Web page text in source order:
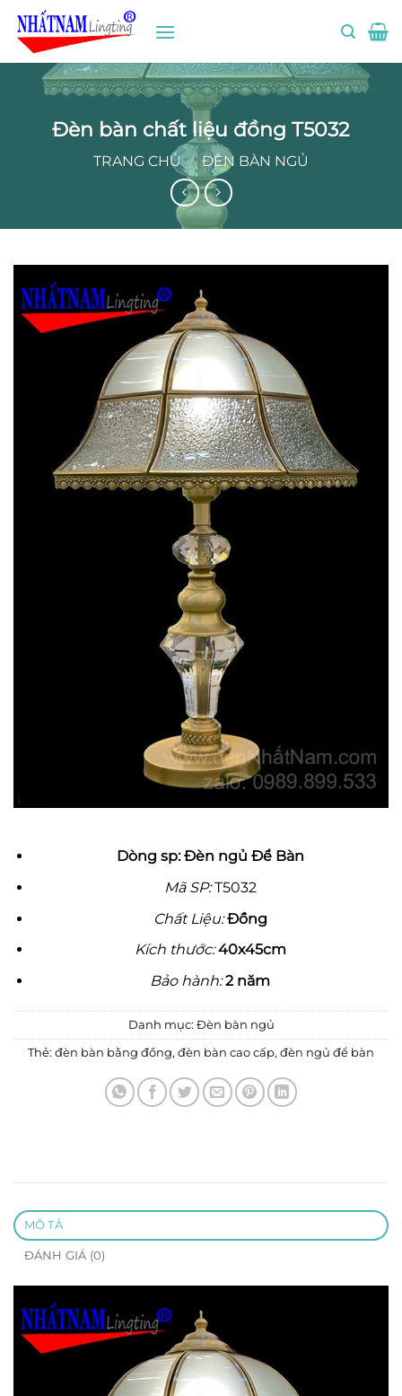
qua
Đèn bàn chất liệu đồng T5032
TRANG CHỦ / ĐÈN BÀN NGỦ
Dòng sp: Đèn ngủ Để Bàn
Mã SP:T5032
Chất Liệu: Đồng
Kích thước: 40x45cm
Bảo hành: 2 năm
Danh mục: Đèn bàn ngủ
Thẻ: đèn bàn bằng đồng, đèn bàn cao cấp, đèn ngủ để bàn
MÔ TẢ
ĐÁNH GIÁ (0)